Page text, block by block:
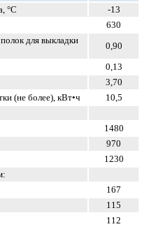
°C
-13
630
для выкладки
0,90
0,13
3,70
(не более), кВт•ч
10,5
1480
970
1230
167
115
112